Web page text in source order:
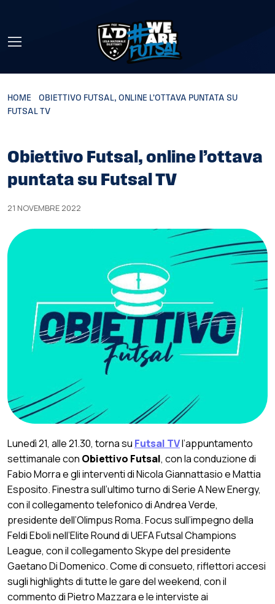
HOME
OBIETTIVO FUTSAL, ONLINE L’OTTAVA PUNTATA SU
FUTSAL TV
Obiettivo Futsal, online l’ottava
puntata su Futsal TV
21 NOVEMBRE 2022
Lunedì 21, alle 21.30, torna su Futsal TVl’appuntamento
settimanale con Obiettivo Futsal, con la conduzione di
Fabio Morra e gli interventi di Nicola Giannattasio e Mattia
Esposito. Finestra sull’ultimo turno di Serie A New Energy,
con il collegamento telefonico di Andrea Verde,
presidente dell’Olimpus Roma. Focus sull’impegno della
Feldi Eboli nell’Elite Round di UEFA Futsal Champions
League, con il collegamento Skype del presidente
Gaetano Di Domenico. Come di consueto, riflettori accesi
sugli highlights di tutte le gare del weekend, con il
commento di Pietro Mazzara e le interviste ai